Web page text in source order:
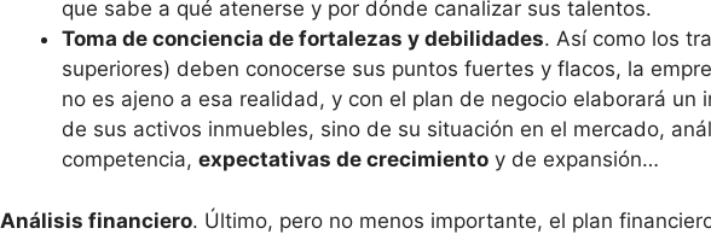
que sabe a qué atenerse y por dónde canalizar sus talentos.
Toma de conciencia de fortalezas y debilidades. Así como los
superiores) deben conocerse sus puntos fuertes y flacos, la
no es ajeno a esa realidad, y con el plan de negocio elaborará un
de sus activos inmuebles, sino de su situación en el mercado,
competencia, expectativas de crecimiento y de expansión…
Análisis financiero. Último, pero no menos importante, el plan